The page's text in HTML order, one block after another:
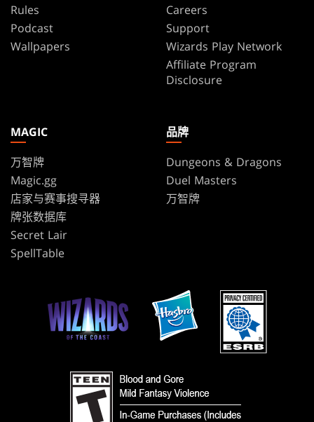
Rules
Podcast
Wallpapers
Careers
Support
Wizards Play Network
Affiliate Program
Disclosure
MAGIC
万智牌
Magic.gg
店家与赛事搜寻器
牌张数据库
Secret Lair
SpellTable
品牌
Dungeons & Dragons
Duel Masters
万智牌